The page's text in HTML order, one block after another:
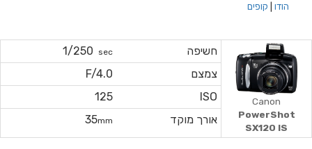
הודו קופים
חשיפה sec
1/250
צמצם
F/4.0
ISO
125
אורך מוקד
35mm
Canon
PowerShot
SX120 IS